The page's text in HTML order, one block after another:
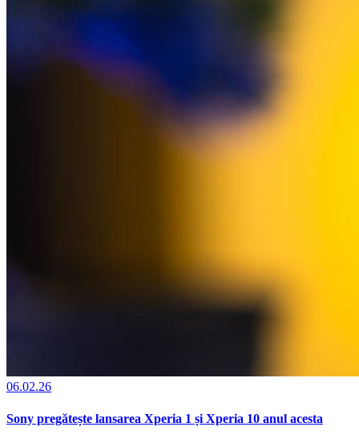
06.02.26
Sony pregătește lansarea Xperia 1 și Xperia 10 anul acesta